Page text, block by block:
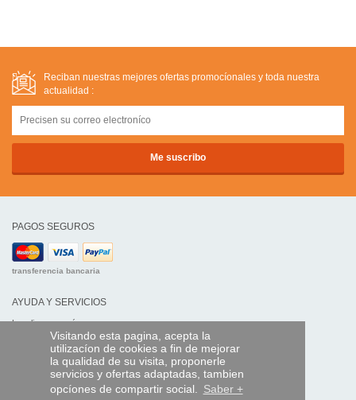
Visitando esta pagina, acepta la
utilizacíon de cookies a fin de mejorar
la qualidad de su visita, proponerle
servicios y ofertas adaptadas, tambien
opcíones de compartir social. Saber +
Reciban nuestras mejores ofertas promocíonales y toda nuestra
actualidad :
PAGOS SEGUROS
transferencia bancaria
AYUDA Y SERVICIOS
Localice su envío
MANDO EXPRESS
¿Quiénes somos?
Información legal